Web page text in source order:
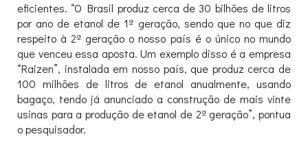
eficientes. “O Brasil produz cerca de 30 bilhões de litros
por ano de etanol de 1ª geração, sendo que no que diz
respeito à 2ª geração o nosso país é o único no mundo
que venceu essa aposta. Um exemplo disso é a empresa
“Raizen”, instalada em nosso país, que produz cerca de
100 milhões de litros de etanol anualmente, usando
bagaço, tendo já anunciado a construção de mais vinte
usinas para a produção de etanol de 2ª geração”, pontua
o pesquisador.